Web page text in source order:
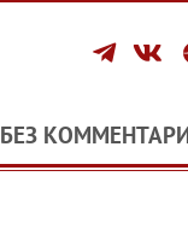
БЕЗ